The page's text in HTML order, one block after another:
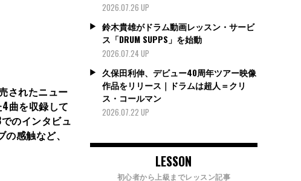
されたニュー
曲を収録して
のインタビュ
感触など、
2026.07.26 UP
鈴木貴雄がドラム動画レッスン・サービ
ス「DRUM SUPPS」を始動
2026.07.24 UP
久保田利伸、デビュー40周年ツアー映像
作品をリリース｜ドラムは超人＝クリ
ス・コールマン
2026.07.22 UP
LESSON
初心者から上級までレッスン記事